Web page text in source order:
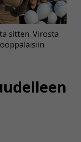
sitten. Virosta